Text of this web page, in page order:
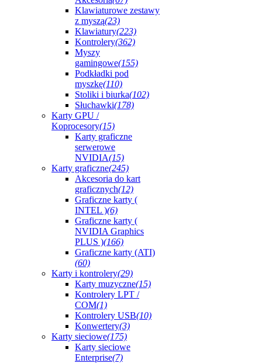
Klawiaturowe zestawy
z myszą(23)
Klawiatury(223)
Kontrolery(362)
Myszy
gamingowe(155)
Podkładki pod
myszkę(110)
Stoliki i biurka(102)
Słuchawki(178)
Karty GPU /
Koprocesory(15)
Karty graficzne
serwerowe
NVIDIA(15)
Karty graficzne(245)
Akcesoria do kart
graficznych(12)
Graficzne karty (
INTEL )(6)
Graficzne karty (
NVIDIA Graphics
PLUS )(166)
Graficzne karty (ATI)
(60)
Karty i kontrolery(29)
Karty muzyczne(15)
Kontrolery LPT /
COM(1)
Kontrolery USB(10)
Konwertery(3)
Karty sieciowe(175)
Karty sieciowe
Enterprise(7)